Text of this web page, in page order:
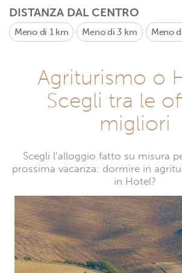
DISTANZA DAL CENTRO
Meno di 1 km Meno di 3 km Meno
Agriturismo o
Scegli tra le
migliori
Scegli l’alloggio fatto su misura
prossima vacanza: dormire in
in Hotel?